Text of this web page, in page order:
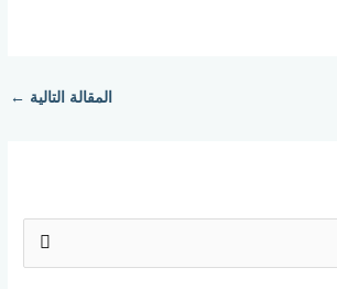
المقالة التالية ←